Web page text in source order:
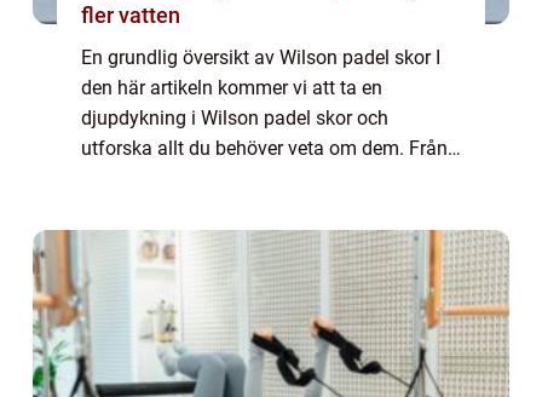
fler vatten
En grundlig översikt av Wilson padel skor I
den här artikeln kommer vi att ta en
djupdykning i Wilson padel skor och
utforska allt du behöver veta om dem. Från